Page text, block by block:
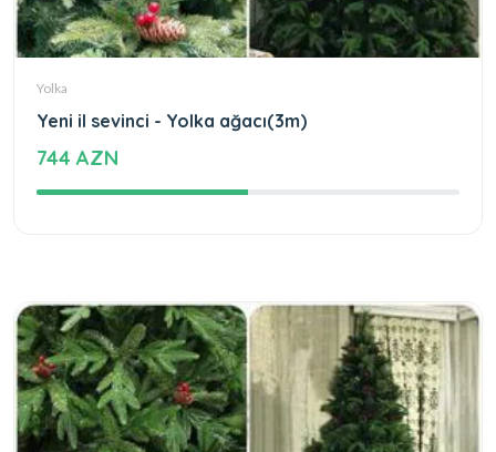
Yolka
Yeni il sevinci - Yolka ağacı(3m)
744 AZN